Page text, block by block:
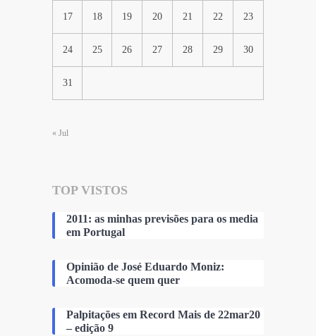
17 18 19 20 21 22 23
24 25 26 27 28 29 30
31
« Jul
TOP VISTOS
2011: as minhas previsões para os media
em Portugal
Opinião de José Eduardo Moniz:
Acomoda-se quem quer
Palpitações em Record Mais de 22mar20
– edição 9